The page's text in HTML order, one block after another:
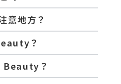
意地方？
？
Beauty？